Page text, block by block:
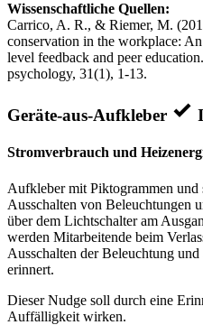
Wissenschaftliche Quellen:
Carrico, A. R., & Riemer, M.
conservation in the workplace:
level feedback and peer
psychology, 31(1), 1-13.
Geräte-aus-Aufkleber
Stromverbrauch und
Aufkleber mit Piktogrammen
Ausschalten von Beleuchtungen
über dem Lichtschalter am
werden Mitarbeitende beim
Ausschalten der Beleuchtung
erinnert.
Dieser Nudge soll durch eine
Auffälligkeit wirken.